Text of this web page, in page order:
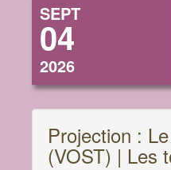
SEPT
04
2026
Projection :
(VOST) | Les